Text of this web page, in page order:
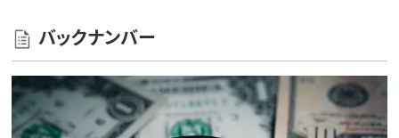
バックナンバー